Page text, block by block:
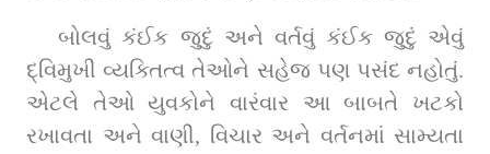
બોલવું કંઈક જુદું અને વર્તવું કંઈક જુદું એવું
દ્વિમુખી વ્યક્તિત્વ તેઓને સહેજ પણ પસંદ નહોતું.
એટલે તેઓ યુવકોને વારંવાર આ બાબતે ખટકો
રખાવતા અને વાણી, વિચાર અને વર્તનમાં સામ્યતા